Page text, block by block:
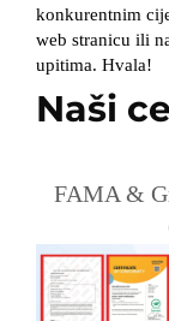
konkurentnim
web stranicu ili
upitima. Hvala!
Naši
FAMA &